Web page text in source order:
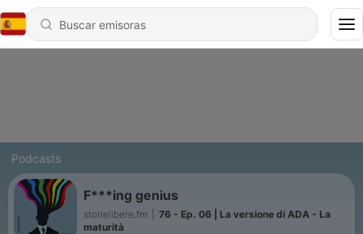
Podcasts
F***ing genius
storielibere.fm
76 - Ep. 06 | La versione di ADA - La
maturità